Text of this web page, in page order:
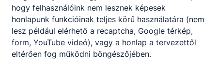
feladatait, szervizműveleteket
megelőzően, illetve azokat követően
önállóan elvégzi, illetve elvégezteti;
ismeri a munkahelyére vonatkozó
vegyianyagkezelési-, környezetvédelmi-,
hogy felhasználóink nem lesznek képesek
honlapunk funkcióinak teljes körű használatára (nem
lesz például elérhető a recaptcha, Google térkép,
form, YouTube videó), vagy a honlap a tervezettől
eltérően fog működni böngészőjében.